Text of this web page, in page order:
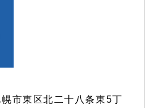
市東区北二十八条東5丁